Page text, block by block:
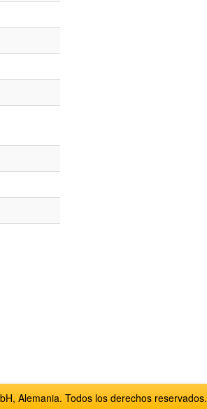
Alemania. Todos los derechos reservados.